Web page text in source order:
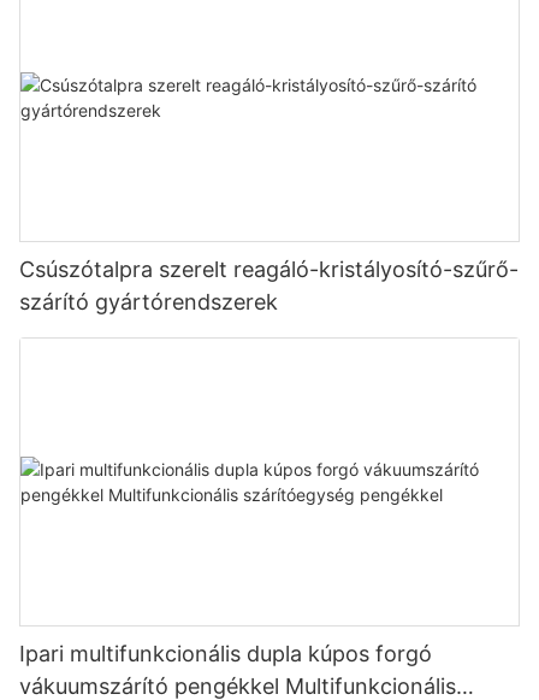
Csúszótalpra szerelt reagáló-kristályosító-szűrő-
szárító gyártórendszerek
Ipari multifunkcionális dupla kúpos forgó
vákuumszárító pengékkel Multifunkcionális